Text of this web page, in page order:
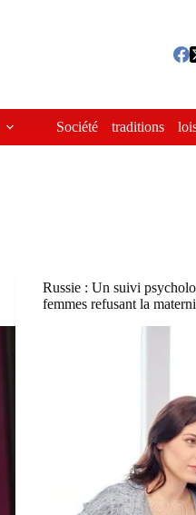
Société traditions
Russie : Un suivi
femmes refusant la